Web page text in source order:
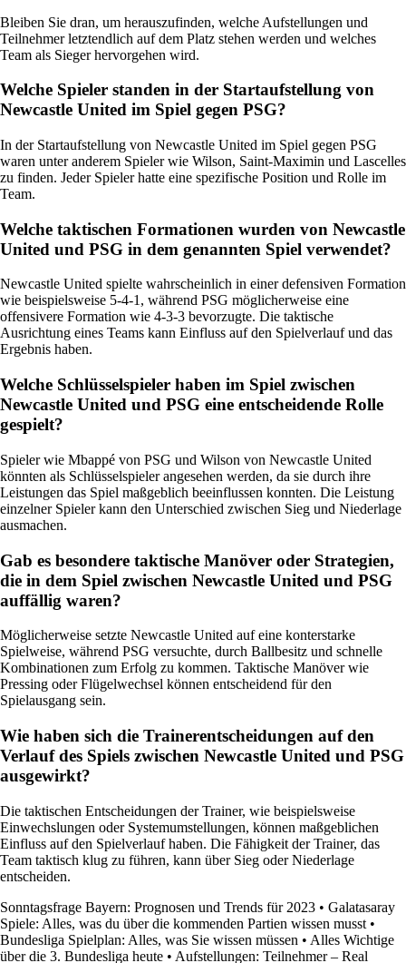
Bleiben Sie dran, um herauszufinden, welche Aufstellungen und
Teilnehmer letztendlich auf dem Platz stehen werden und welches
Team als Sieger hervorgehen wird.
Welche Spieler standen in der Startaufstellung von
Newcastle United im Spiel gegen PSG?
In der Startaufstellung von Newcastle United im Spiel gegen PSG
waren unter anderem Spieler wie Wilson, Saint-Maximin und Lascelles
zu finden. Jeder Spieler hatte eine spezifische Position und Rolle im
Team.
Welche taktischen Formationen wurden von Newcastle
United und PSG in dem genannten Spiel verwendet?
Newcastle United spielte wahrscheinlich in einer defensiven Formation
wie beispielsweise 5-4-1, während PSG möglicherweise eine
offensivere Formation wie 4-3-3 bevorzugte. Die taktische
Ausrichtung eines Teams kann Einfluss auf den Spielverlauf und das
Ergebnis haben.
Welche Schlüsselspieler haben im Spiel zwischen
Newcastle United und PSG eine entscheidende Rolle
gespielt?
Spieler wie Mbappé von PSG und Wilson von Newcastle United
könnten als Schlüsselspieler angesehen werden, da sie durch ihre
Leistungen das Spiel maßgeblich beeinflussen konnten. Die Leistung
einzelner Spieler kann den Unterschied zwischen Sieg und Niederlage
ausmachen.
Gab es besondere taktische Manöver oder Strategien,
die in dem Spiel zwischen Newcastle United und PSG
auffällig waren?
Möglicherweise setzte Newcastle United auf eine konterstarke
Spielweise, während PSG versuchte, durch Ballbesitz und schnelle
Kombinationen zum Erfolg zu kommen. Taktische Manöver wie
Pressing oder Flügelwechsel können entscheidend für den
Spielausgang sein.
Wie haben sich die Trainerentscheidungen auf den
Verlauf des Spiels zwischen Newcastle United und PSG
ausgewirkt?
Die taktischen Entscheidungen der Trainer, wie beispielsweise
Einwechslungen oder Systemumstellungen, können maßgeblichen
Einfluss auf den Spielverlauf haben. Die Fähigkeit der Trainer, das
Team taktisch klug zu führen, kann über Sieg oder Niederlage
entscheiden.
Sonntagsfrage Bayern: Prognosen und Trends für 2023 • Galatasaray
Spiele: Alles, was du über die kommenden Partien wissen musst •
Bundesliga Spielplan: Alles, was Sie wissen müssen • Alles Wichtige
über die 3. Bundesliga heute • Aufstellungen: Teilnehmer – Real